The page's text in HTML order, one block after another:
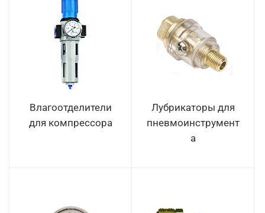
Влагоотделители
для компрессора
Лубрикаторы для
пневмоинструмент
а